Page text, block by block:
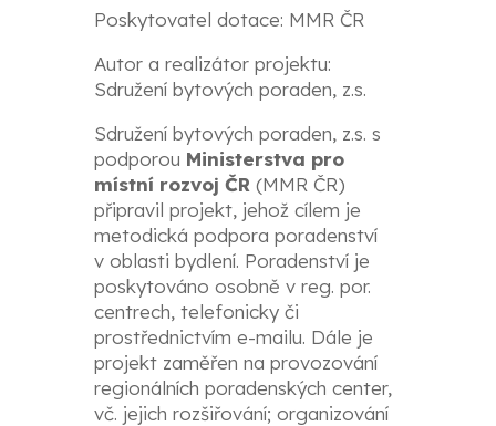
Poskytovatel dotace: MMR ČR
Autor a realizátor projektu:
Sdružení bytových poraden, z.s.
Sdružení bytových poraden, z.s. s
podporou Ministerstva pro
místní rozvoj ČR (MMR ČR)
připravil projekt, jehož cílem je
metodická podpora poradenství
v oblasti bydlení. Poradenství je
poskytováno osobně v reg. por.
centrech, telefonicky či
prostřednictvím e-mailu. Dále je
projekt zaměřen na provozování
regionálních poradenských center,
vč. jejich rozšiřování; organizování